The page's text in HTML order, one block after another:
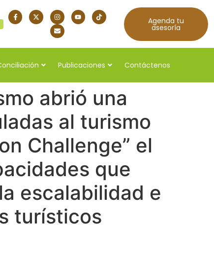
Agenda tu
asesoría
Publicaciones Contáctenos
abrió una
al turismo
Challenge” el
que
escalabilidad e
turísticos